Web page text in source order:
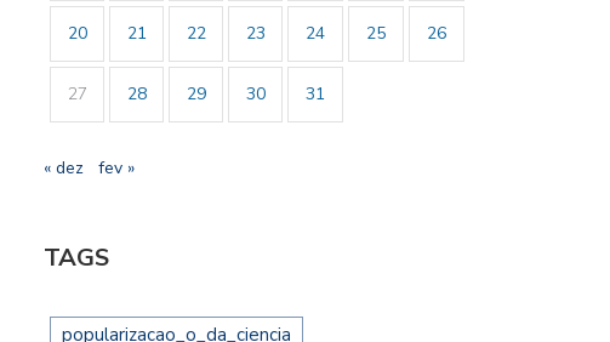
20 21 22 23 24 25 26
27 28 29 30 31
« dez fev »
TAGS
popularizacao_o_da_ciencia